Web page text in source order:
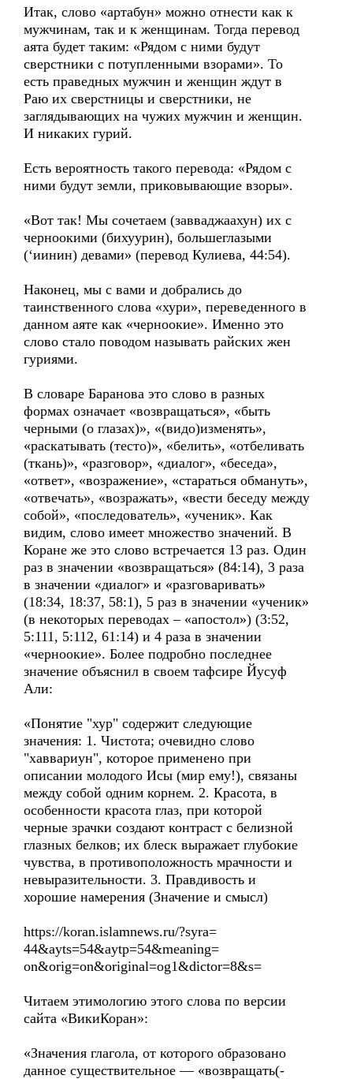
Итак, слово «артабун» можно отнести как к
мужчинам, так и к женщинам. Тогда перевод
аята будет таким: «Рядом с ними будут
сверстники с потупленными взорами». То
есть праведных мужчин и женщин ждут в
Раю их сверстницы и сверстники, не
заглядывающих на чужих мужчин и женщин.
И никаких гурий.
Есть вероятность такого перевода: «Рядом с
ними будут земли, приковывающие взоры».
«Вот так! Мы сочетаем (завваджаахун) их с
черноокими (бихуурин), большеглазыми
(‘иинин) девами» (перевод Кулиева, 44:54).
Наконец, мы с вами и добрались до
таинственного слова «хури», переведенного в
данном аяте как «черноокие». Именно это
слово стало поводом называть райских жен
гуриями.
В словаре Баранова это слово в разных
формах означает «возвращаться», «быть
черными (о глазах)», «(видо)изменять»,
«раскатывать (тесто)», «белить», «отбеливать
(ткань)», «разговор», «диалог», «беседа»,
«ответ», «возражение», «стараться обмануть»,
«отвечать», «возражать», «вести беседу между
собой», «последователь», «ученик». Как
видим, слово имеет множество значений. В
Коране же это слово встречается 13 раз. Один
раз в значении «возвращаться» (84:14), 3 раза
в значении «диалог» и «разговаривать»
(18:34, 18:37, 58:1), 5 раз в значении «ученик»
(в некоторых переводах – «апостол») (3:52,
5:111, 5:112, 61:14) и 4 раза в значении
«черноокие». Более подробно последнее
значение объяснил в своем тафсире Йусуф
Али:
«Понятие "хур" содержит следующие
значения: 1. Чистота; очевидно слово
"хаввариун", которое применено при
описании молодого Исы (мир ему!), связаны
между собой одним корнем. 2. Красота, в
особенности красота глаз, при которой
черные зрачки создают контраст с белизной
глазных белков; их блеск выражает глубокие
чувства, в противоположность мрачности и
невыразительности. 3. Правдивость и
хорошие намерения (Значение и смысл)
https://koran.islamnews.ru/?syra=
44&ayts=54&aytp=54&meaning=
on&orig=on&original=og1&dictor=8&s=
Читаем этимологию этого слова по версии
сайта «ВикиКоран»:
«Значения глагола, от которого образовано
данное существительное — «возвращать(-